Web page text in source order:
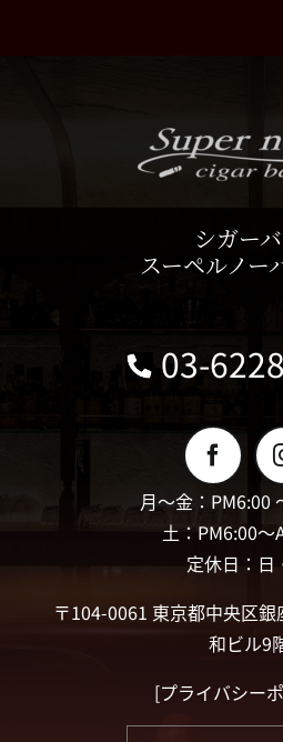
シガー
スーペルノー
03-
月〜金：PM6:00
土：PM6:00〜
定休日：日
〒104-0061 東京都中央区
和ビル9
[プライバシー